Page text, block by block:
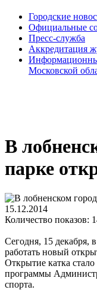
Городские
Официальные
Пресс-служба
Аккредитация
Московской
В
парке
15.12.2014
Количество показов:
Сегодня, 15 декабря,
работать новый
Открытие катка
программы
спорта.